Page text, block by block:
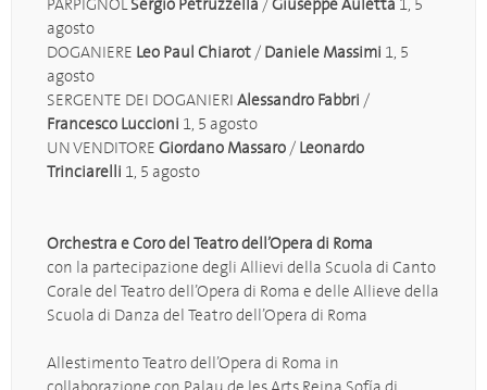
PARPIGNOLSergio Petruzzella /Giuseppe Auletta 1, 5
agosto
DOGANIERE Leo Paul Chiarot / Daniele Massimi 1, 5
agosto
SERGENTE DEI DOGANIERI Alessandro Fabbri /
Francesco Luccioni 1, 5 agosto
UN VENDITORE Giordano Massaro / Leonardo
Trinciarelli 1, 5 agosto
Orchestra e Coro del Teatro dell’Opera di Roma
con la partecipazione degli Allievi della Scuola di Canto
Corale del Teatro dell’Opera di Roma e delle Allieve della
Scuola di Danza del Teatro dell’Opera di Roma
Allestimento Teatro dell’Opera di Roma in